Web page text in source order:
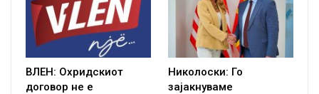
ВЛЕН: Охридскиот
договор не е
Николоски: Го
зајакнуваме